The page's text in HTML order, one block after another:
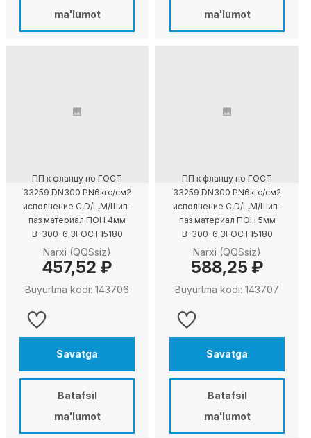
ma'lumot
ma'lumot
ПП к фланцу по ГОСТ
33259 DN300 PN6кгс/см2
исполнение C,D/L,M/Шип-
паз материал ПОН 4мм
В-300-6,3ГОСТ15180
Narxi (QQSsiz)
457,52 ₽
Buyurtma kodi: 143706
Savatga
Batafsil
ma'lumot
ПП к фланцу по ГОСТ
33259 DN300 PN6кгс/см2
исполнение C,D/L,M/Шип-
паз материал ПОН 5мм
В-300-6,3ГОСТ15180
Narxi (QQSsiz)
588,25 ₽
Buyurtma kodi: 143707
Savatga
Batafsil
ma'lumot